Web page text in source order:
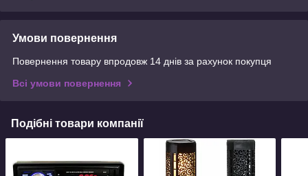
Умови повернення
Повернення товару впродовж 14 днів за рахунок покупця
Всі умови повернення
Подібні товари компанії